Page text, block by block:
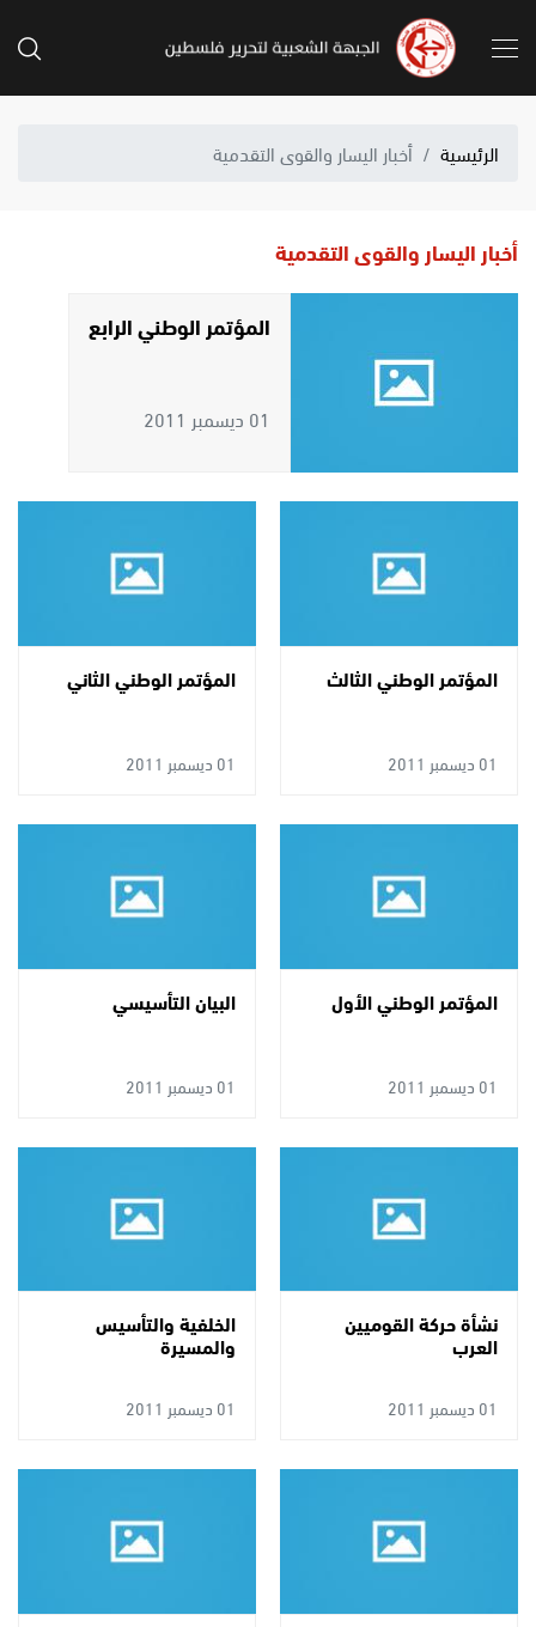
الرئيسية أخبار اليسار والقوى التقدمية
أخبار اليسار والقوى التقدمية
المؤتمر الوطني الرابع
01 ديسمبر 2011
المؤتمر الوطني الثالث
01 ديسمبر 2011
المؤتمر الوطني الثاني
01 ديسمبر 2011
المؤتمر الوطني الأول
01 ديسمبر 2011
البيان التأسيسي
01 ديسمبر 2011
نشأة حركة القوميين
العرب
01 ديسمبر 2011
الخلفية والتأسيس
والمسيرة
01 ديسمبر 2011